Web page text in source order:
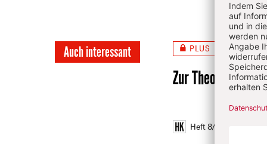
Auch interessant PLUS Heft 8/
Zur Theologie
Heft 8/2026